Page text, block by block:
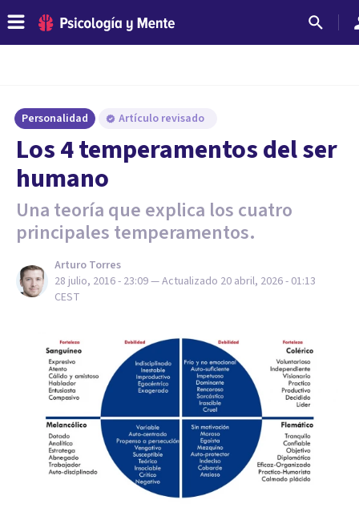
Personalidad Artículo revisado
Los 4 temperamentos del ser
humano
Una teoría que explica los cuatro
principales temperamentos.
Arturo Torres
28 julio, 2016 - 23:09— Actualizado 20 abril, 2026 - 01:13
CEST